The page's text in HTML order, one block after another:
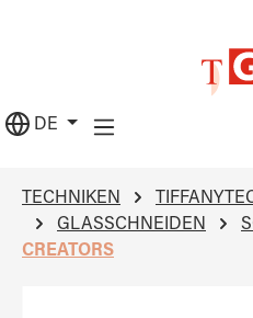
DE
TECHNIKEN
GLASSCHNEIDEN
CREATORS